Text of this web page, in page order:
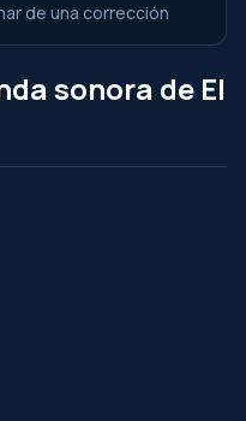
de una corrección
sonora de El